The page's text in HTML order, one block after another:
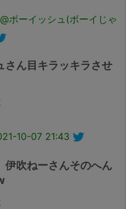
ボーイッシュ(ボーイじゃ
さん目キラッキラさせ
10-07 21:43
伊吹ねーさんそのへん